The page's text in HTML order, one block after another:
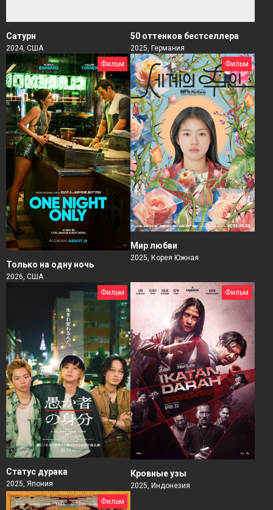
Сатурн
2024, США
50 оттенков бестселлера
2025, Германия
Фильм
Только на одну ночь
2026, США
Фильм
Мир любви
2025, Корея Южная
Фильм
Статус дурака
2025, Япония
Фильм
Кровные узы
2025, Индонезия
Фильм